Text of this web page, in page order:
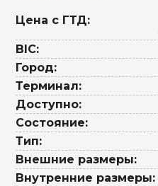
Цена с ГТД:
BIC:
Город:
Терминал:
Доступно:
Состояние:
Тип:
Внешние размеры:
Внутренние размеры: